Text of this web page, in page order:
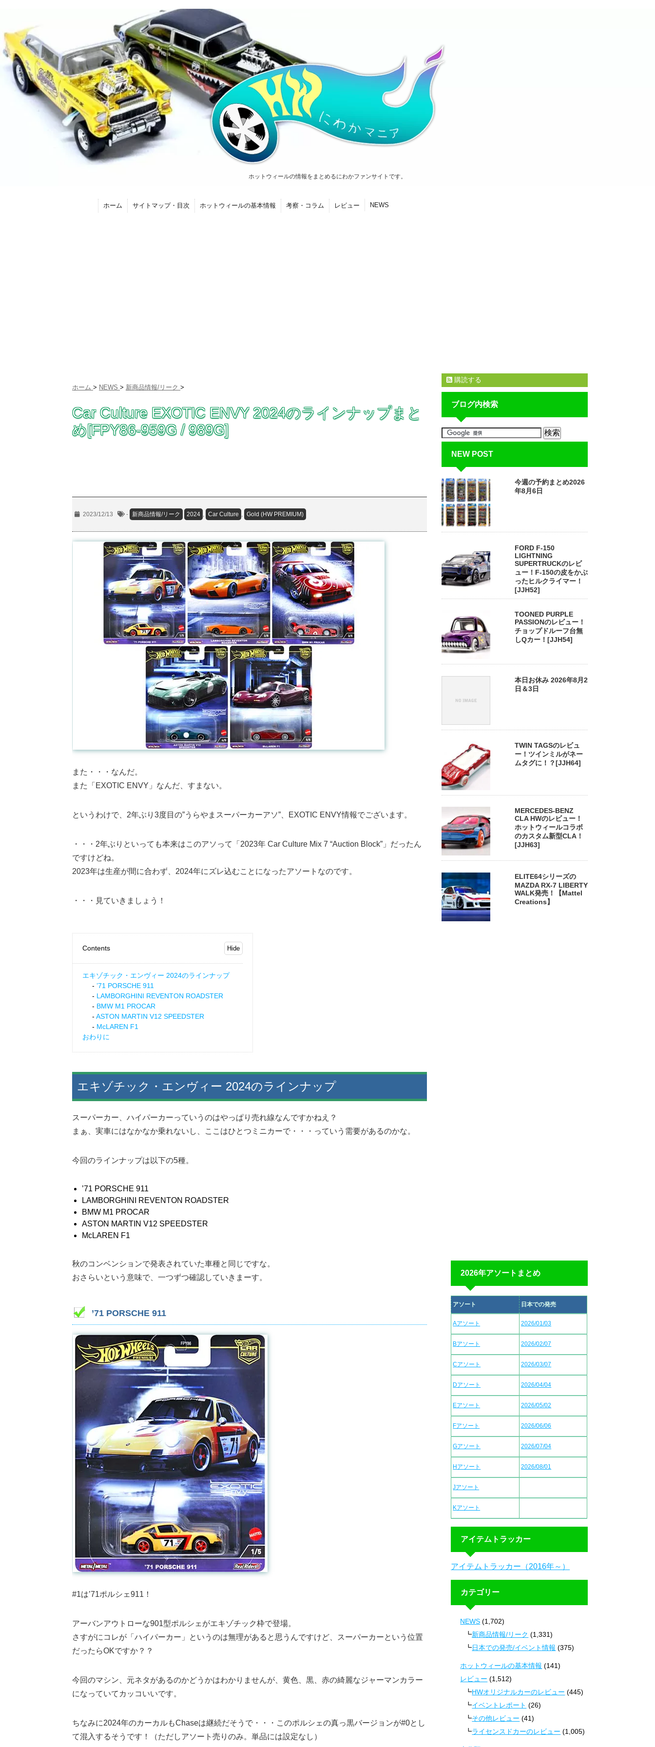
ホットウィールの情報をまとめるにわかファンサイトです。
ホーム サイトマップ・目次 ホットウィールの基本情報 考察・コラム レビュー NEWS
ホーム > NEWS > 新商品情報/リーク >
Car Culture EXOTIC ENVY 2024のラインナップまと
め[FPY86-959G / 989G]
2023/12/13 - 新商品情報/リーク 2024 , Car Culture , Gold (HW PREMIUM)
また・・・なんだ。
また「EXOTIC ENVY」なんだ、すまない。
というわけで、2年ぶり3度目の”うらやまスーパーカーアソ”、EXOTIC ENVY情報でございます。
・・・2年ぶりといっても本来はこのアソって「2023年 Car Culture Mix 7 “Auction Block”」だったん
ですけどね。
2023年は生産が間に合わず、2024年にズレ込むことになったアソートなのです。
・・・見ていきましょう！
Contents
エキゾチック・エンヴィー 2024のラインナップ
’71 PORSCHE 911
LAMBORGHINI REVENTON ROADSTER
BMW M1 PROCAR
ASTON MARTIN V12 SPEEDSTER
McLAREN F1
おわりに
エキゾチック・エンヴィー 2024のラインナップ
スーパーカー、ハイパーカーっていうのはやっぱり売れ線なんですかねえ？
まぁ、実車にはなかなか乗れないし、ここはひとつミニカーで・・・っていう需要があるのかな。
今回のラインナップは以下の5種。
’71 PORSCHE 911
LAMBORGHINI REVENTON ROADSTER
BMW M1 PROCAR
ASTON MARTIN V12 SPEEDSTER
McLAREN F1
秋のコンベンションで発表されていた車種と同じですな。
おさらいという意味で、一つずつ確認していきまーす。
’71 PORSCHE 911
#1は’71ポルシェ911！
アーバンアウトローな901型ポルシェがエキゾチック枠で登場。
さすがにコレが「ハイパーカー」というのは無理があると思うんですけど、スーパーカーという位置
だったらOKですか？？
今回のマシン、元ネタがあるのかどうかはわかりませんが、黄色、黒、赤の綺麗なジャーマンカラー
になっていてカッコいいです。
ちなみに2024年のカーカルもChaseは継続だそうで・・・このポルシェの真っ黒バージョンが#0とし
て混入するそうです！（ただしアソート売りのみ。単品には設定なし）
購読する
ブログ内検索
NEW POST
今週の予約まとめ2026
年8月6日
FORD F-150
LIGHTNING
SUPERTRUCKのレビ
ュー！F-150の皮をかぶ
ったヒルクライマー！
[JJH52]
TOONED PURPLE
PASSIONのレビュー！
チョップドルーフ台無
しQカー！[JJH54]
本日お休み 2026年8月2
日＆3日
TWIN TAGSのレビュ
ー！ツインミルがネー
ムタグに！？[JJH64]
MERCEDES-BENZ
CLA HWのレビュー！
ホットウィールコラボ
のカスタム新型CLA！
[JJH63]
ELITE64シリーズの
MAZDA RX-7 LIBERTY
WALK発売！【Mattel
Creations】
2026年アソートまとめ
アソート 日本での発売
Aアソート 2026/01/03
Bアソート 2026/02/07
Cアソート 2026/03/07
Dアソート 2026/04/04
Eアソート 2026/05/02
Fアソート 2026/06/06
Gアソート 2026/07/04
Hアソート 2026/08/01
Jアソート
Kアソート
アイテムトラッカー
アイテムトラッカー（2016年～）
カテゴリー
NEWS (1,702)
新商品情報/リーク (1,331)
日本での発売/イベント情報 (375)
ホットウィールの基本情報 (141)
レビュー (1,512)
HWオリジナルカーのレビュー (445)
イベントレポート (26)
その他レビュー (41)
ライセンスドカーのレビュー (1,005)